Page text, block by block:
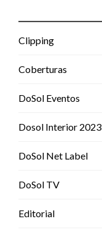
Clipping
Coberturas
DoSol Eventos
Dosol Interior 2023
DoSol Net Label
DoSol TV
Editorial